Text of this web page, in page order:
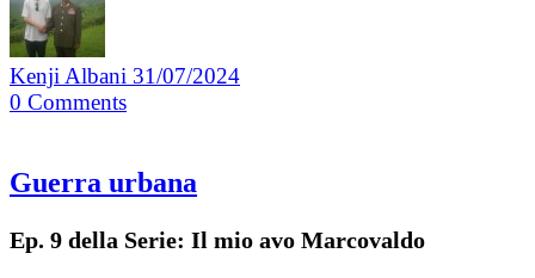
Kenji Albani 31/07/2024
0 Comments
Guerra urbana
Ep. 9 della Serie: Il mio avo Marcovaldo